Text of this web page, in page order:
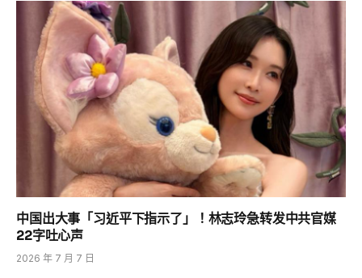
中国出大事「习近平下指示了」！林志玲急转发中共官媒
22字吐心声
2026 年 7 月 7 日